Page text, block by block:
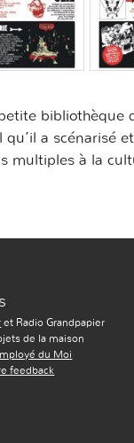
bibliothèque
a scénarisé
multiples à la
et Radio Grandpapier
de la maison
du Moi
feedback